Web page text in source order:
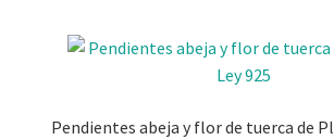
Pendientes abeja y flor de tuerca de